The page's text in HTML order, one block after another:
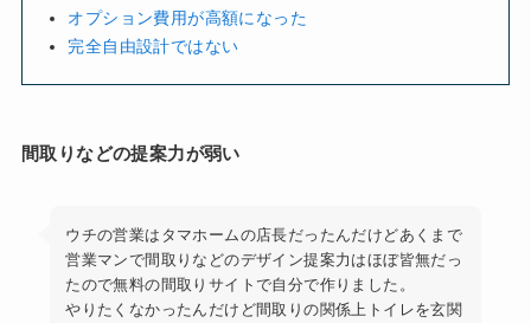
オプション費用が高額になった
完全自由設計ではない
間取りなどの提案力が弱い
ウチの営業はタマホームの店長だったんだけどあくまで
営業マンで間取りなどのデザイン提案力はほぼ皆無だっ
たので無料の間取りサイトで自分で作りました。
やりたくなかったんだけど間取りの関係上トイレを玄関